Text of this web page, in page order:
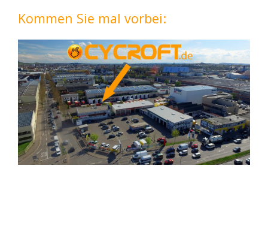
Kommen Sie mal vorbei: